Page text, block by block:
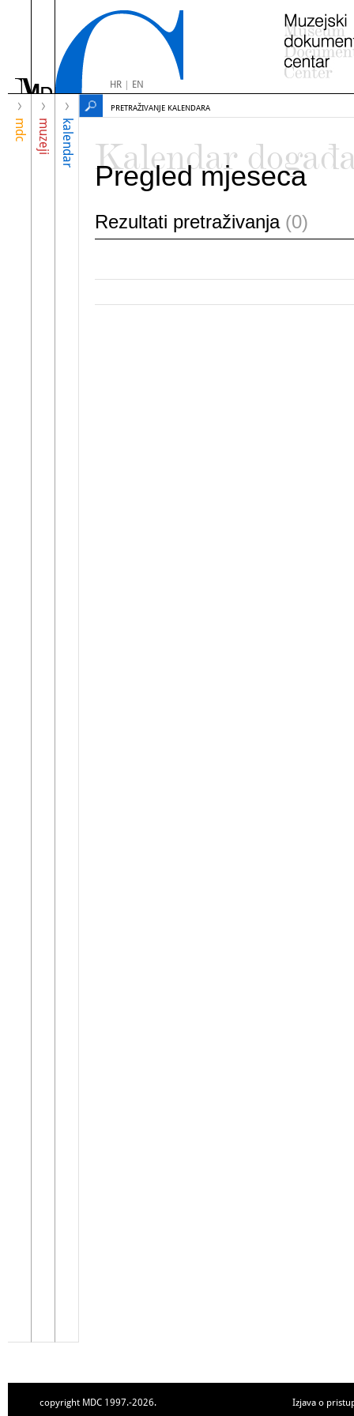
HR| EN
mdc muzeji kalendar
PRETRAŽIVANJE KALENDARA
Kalendar
Pregled mjeseca
Rezultati pretraživanja (0)
copyright MDC 1997.-2026. Izjava o